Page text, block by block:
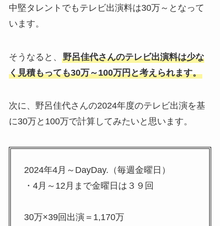
中堅タレントでもテレビ出演料は30万～となって
います。
そうなると、 野呂佳代さんのテレビ出演料は少な
く見積もっても30万～100万円と考えられます。
次に、野呂佳代さんの2024年度のテレビ出演を基
に30万と100万で計算してみたいと思います。
2024年4月～DayDay.（毎週金曜日）
・4月～12月まで金曜日は３９回
30万×39回出演＝1,170万